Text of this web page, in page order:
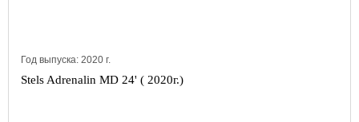
Год выпуска: 2020 г.
Stels Adrenalin MD 24' ( 2020г.)